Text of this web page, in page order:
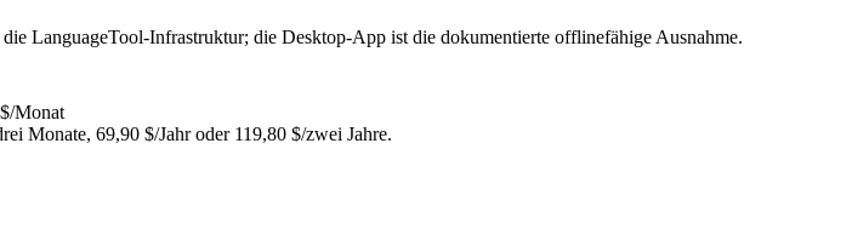
die LanguageTool-Infrastruktur; die Desktop-App ist die dokumentierte offlinefähige Ausnahme.
Monat
Monate, 69,90 $/Jahr oder 119,80 $/zwei Jahre.